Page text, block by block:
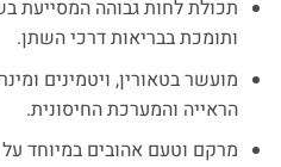
תכולת לחות גבוהה המסייעת
ותומכת בבריאות דרכי השתן.
מועשר בטאורין, ויטמינים
הראייה והמערכת החיסונית.
מרקם וטעם אהובים במיוחד